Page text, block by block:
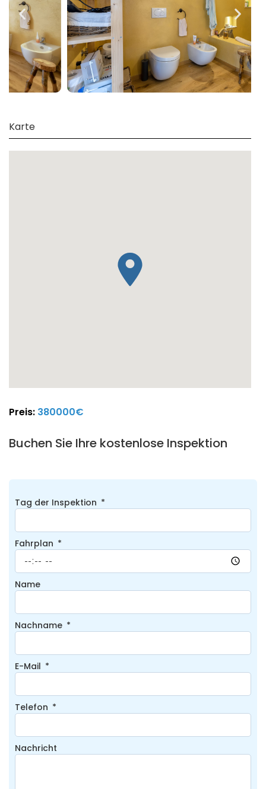
Karte
Preis: 380000€
Buchen Sie Ihre kostenlose Inspektion
Tag der Inspektion
Fahrplan
Name
Nachname
E-Mail
Telefon
Nachricht